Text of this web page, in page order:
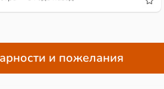
и пожелания